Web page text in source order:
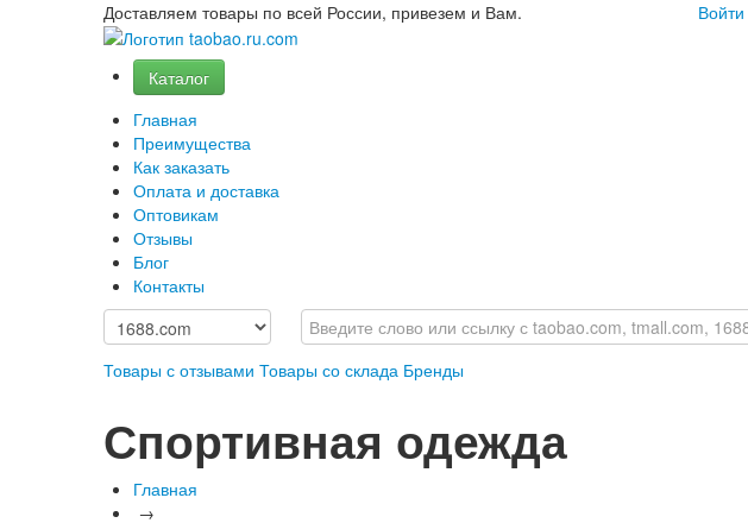
Доставляем товары по всей России, привезем и Вам. Войти
Каталог
Главная
Преимущества
Как заказать
Оплата и доставка
Оптовикам
Отзывы
Блог
Контакты
Товары с отзывами Товары со склада Бренды
Спортивная одежда
Главная
→